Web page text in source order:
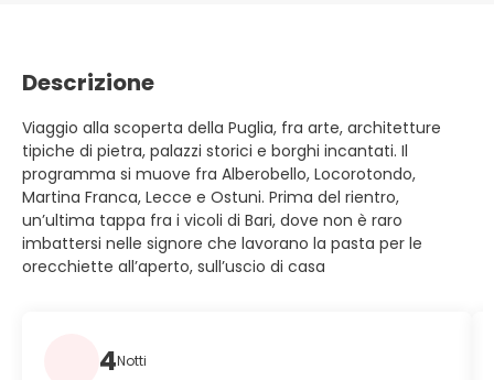
Descrizione
Viaggio alla scoperta della Puglia, fra arte, architetture
tipiche di pietra, palazzi storici e borghi incantati. Il
programma si muove fra Alberobello, Locorotondo,
Martina Franca, Lecce e Ostuni. Prima del rientro,
un’ultima tappa fra i vicoli di Bari, dove non è raro
imbattersi nelle signore che lavorano la pasta per le
orecchiette all’aperto, sull’uscio di casa
4Notti